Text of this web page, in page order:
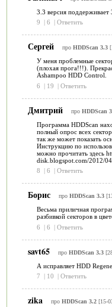
3.3 версия поддерживает
9
| 6 | Ответить
Сергей про HDDScan 3.3
У меня проблемные
(плохая прога!!!).
Ashampoo HDD Control.
6
| 19 | Ответить
Дмитрий про HDDScan
Программа HDDScan
полный опрос всех
так же может показать
Инструкцию по
можно прочитать здесь
disk.blogspot.com/2012/
8
| 6 | Ответить
Борис про HDDScan 3.3
Весьма приличная
разбивкой секторов в
6
| 6 | Ответить
savt65 про HDDScan 3.3
А исправляет HDD
7
| 10 | Ответить
zika про HDDScan 3.2[15-